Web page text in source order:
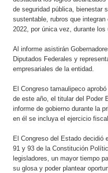
de seguridad pública, bienestar
sustentable, rubros que
2022, por única vez, durante los
Al informe asistirán
Diputados Federales y
empresariales de la entidad.
El Congreso tamaulipeco
de este año, el titular del Poder
informe de gobierno durante la
en él se incluya el ejercicio
El Congreso del Estado decidió
91 y 93 de la Constitución
legisladores, un mayor tiempo
su glosa y poder plantear